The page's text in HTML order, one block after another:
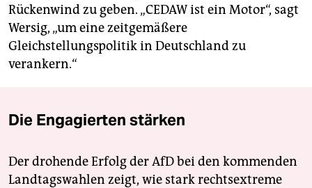
Rückenwind zu geben. „CEDAW ist ein Motor“, sagt
Wersig, „um eine zeitgemäßere
Gleichstellungspolitik in Deutschland zu
verankern.“
Die Engagierten stärken
Der drohende Erfolg der AfD bei den kommenden
Landtagswahlen zeigt, wie stark rechtsextreme